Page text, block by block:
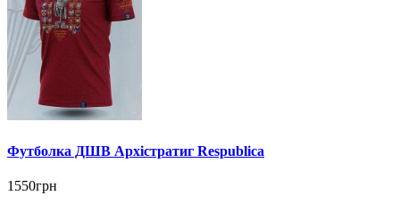
Футболка ДШВ Архістратиг Respublica
1550грн